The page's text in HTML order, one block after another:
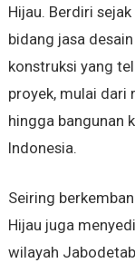
Hijau. Berdiri
bidang jasa
konstruksi yang
proyek, mulai dari
hingga bangunan
Indonesia.
Seiring
Hijau juga
wilayah